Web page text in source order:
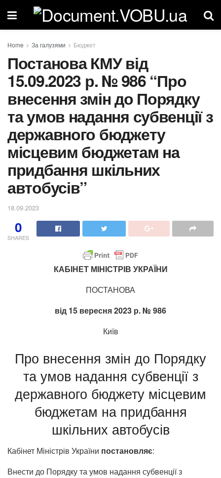
Home За галузями Бюджет
Постанова КМУ від
15.09.2023 р. № 986 “Про
внесення змін до Порядку
та умов надання субвенції з
державного бюджету
місцевим бюджетам на
придбання шкільних
автобусів”
18.09.2023
0
SHARES
КАБІНЕТ МІНІСТРІВ УКРАЇНИ
ПОСТАНОВА
від 15 вересня 2023 р. № 986
Київ
Про внесення змін до Порядку
та умов надання субвенції з
державного бюджету місцевим
бюджетам на придбання
шкільних автобусів
Кабінет Міністрів України постановляє:
Внести до Порядку та умов надання субвенції з